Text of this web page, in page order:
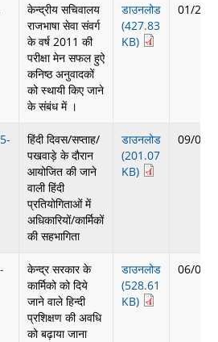
केन्द्रीय सचिवालय
राजभाषा सेवा संवर्ग
के वर्ष 2011 की
परीक्षा मेन सफल हुऐ
कनिष्ठ अनुवादकों
को स्थायी किए जाने
के संबंध में ।
डाउनलोड
(427.83
KB)
01/27/
हिंदी दिवस/सप्ताह/
पखवाड़े के दौरान
आयोजित की जाने
वाली हिंदी
प्रतियोगिताओं में
अधिकारियों/कार्मिकों
की सहभागिता
डाउनलोड
(201.07
KB)
09/01/
केन्द्र सरकार के
कार्मिको को दिये
जाने वाले हिन्दी
प्रशिक्षण की अवधि
को बढ़ाया जाना
डाउनलोड
(528.61
KB)
06/04/